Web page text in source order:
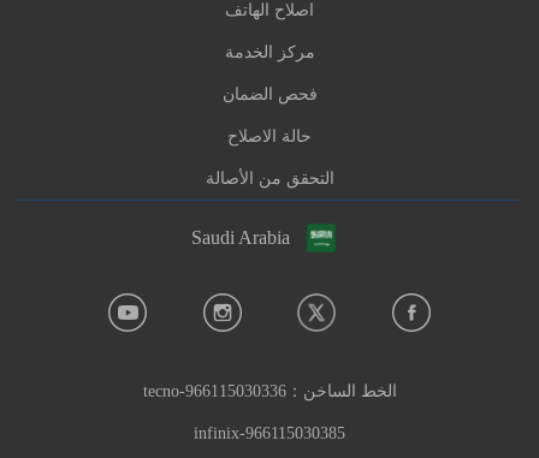
اصلاح الهاتف
مركز الخدمة
فحص الضمان
حالة الاصلاح
التحقق من الأصالة
Saudi Arabia
الخط الساخن：966115030336-tecno
966115030385-infinix